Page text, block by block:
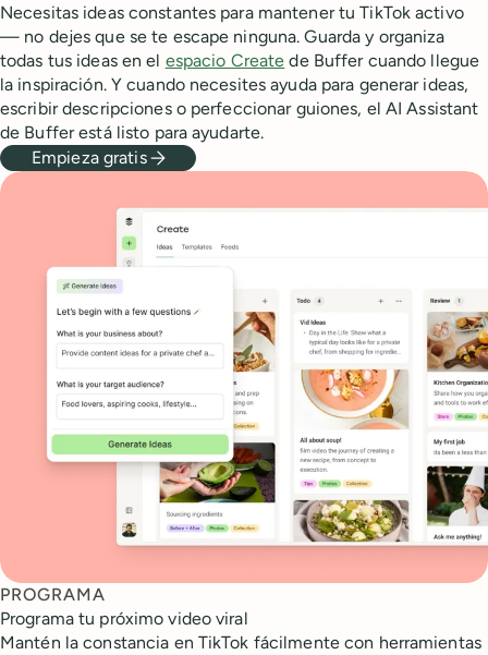
Necesitas ideas constantes para mantener tu TikTok activo
— no dejes que se te escape ninguna. Guarda y organiza
todas tus ideas en el espacio Create de Buffer cuando llegue
la inspiración. Y cuando necesites ayuda para generar ideas,
escribir descripciones o perfeccionar guiones, el AI Assistant
de Buffer está listo para ayudarte.
Empieza gratis
PROGRAMA
Programa tu próximo video viral
Mantén la constancia en TikTok fácilmente con herramientas